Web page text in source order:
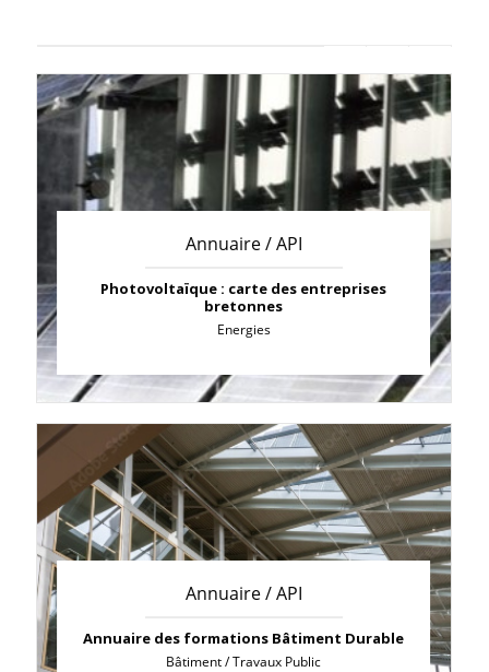
Annuaire / API
Photovoltaïque : carte des entreprises
bretonnes
Energies
Annuaire / API
Annuaire des formations Bâtiment Durable
Bâtiment / Travaux Public